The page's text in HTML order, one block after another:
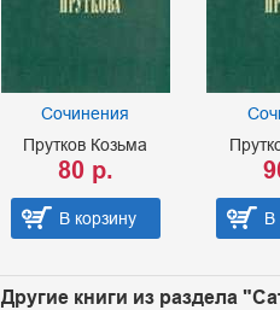
Сочинения
Прутков Козьма
80 р.
В корзину В
Другие книги из раздела